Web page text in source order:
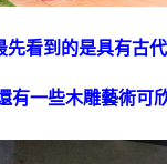
先看到的是具有古
有一些木雕藝術可